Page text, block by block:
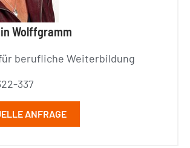
Wolffgramm
berufliche Weiterbildung
337
ANFRAGE